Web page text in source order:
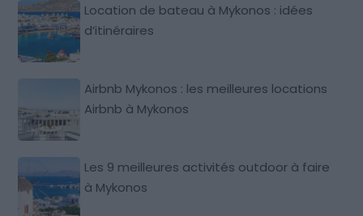
Location de bateau à Mykonos : idées
d’itinéraires
Airbnb Mykonos : les meilleures locations
Airbnb à Mykonos
Les 9 meilleures activités outdoor à faire
à Mykonos